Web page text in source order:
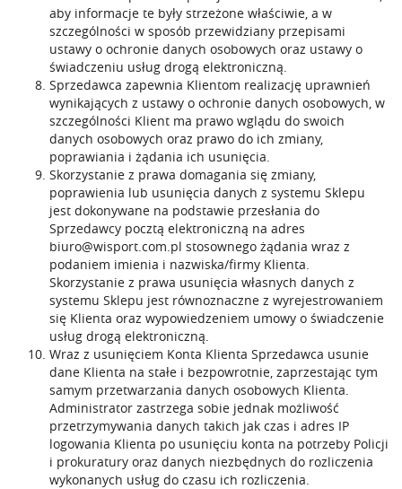
aby informacje te były strzeżone właściwie, a w
szczególności w sposób przewidziany przepisami
ustawy o ochronie danych osobowych oraz ustawy o
świadczeniu usług drogą elektroniczną.
Sprzedawca zapewnia Klientom realizację uprawnień
wynikających z ustawy o ochronie danych osobowych, w
szczególności Klient ma prawo wglądu do swoich
danych osobowych oraz prawo do ich zmiany,
poprawiania i żądania ich usunięcia.
Skorzystanie z prawa domagania się zmiany,
poprawienia lub usunięcia danych z systemu Sklepu
jest dokonywane na podstawie przesłania do
Sprzedawcy pocztą elektroniczną na adres
biuro@wisport.com.pl stosownego żądania wraz z
podaniem imienia i nazwiska/firmy Klienta.
Skorzystanie z prawa usunięcia własnych danych z
systemu Sklepu jest równoznaczne z wyrejestrowaniem
się Klienta oraz wypowiedzeniem umowy o świadczenie
usług drogą elektroniczną.
Wraz z usunięciem Konta Klienta Sprzedawca usunie
dane Klienta na stałe i bezpowrotnie, zaprzestając tym
samym przetwarzania danych osobowych Klienta.
Administrator zastrzega sobie jednak możliwość
przetrzymywania danych takich jak czas i adres IP
logowania Klienta po usunięciu konta na potrzeby Policji
i prokuratury oraz danych niezbędnych do rozliczenia
wykonanych usług do czasu ich rozliczenia.